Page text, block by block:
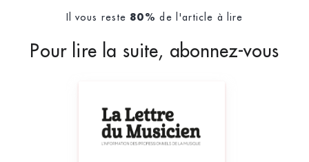
Il vous reste 80% de l'article à lire
Pour lire la suite, abonnez-vous